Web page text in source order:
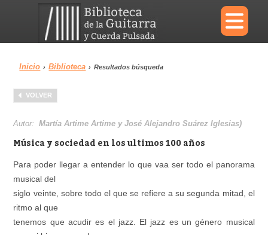
×
Menu
Biblioteca Diccionario
Área personal
Inicio › Biblioteca › Resultados búsqueda
VOLVER
Autor:Martía Artime Artime y José Alejandro Suárez Iglesias)
Música y sociedad en los ultimos 100 años
Para poder llegar a entender lo que vaa ser todo el panorama
musical del
siglo veinte, sobre todo el que se refiere a su segunda mitad, el
ritmo al que
tenemos que acudir es el jazz. El jazz es un género musical